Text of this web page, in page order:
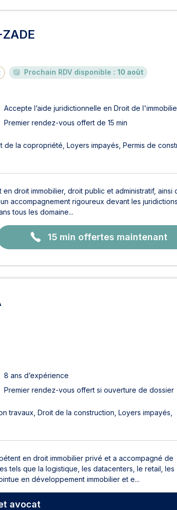
Prochain RDV disponible : 10 août
Accepte l’aide juridictionnelle en Droit de
Premier rendez-vous offert de 15 min
de la copropriété Loyers impayés Permis de
droit immobilier, droit public et administratif, ainsi
accompagnement rigoureux devant les juridictions
tous les domaine...
15 min offertes maintenant
8 ans d’expérience
Premier rendez-vous offert si ouverture de dossier
travaux Droit de la construction Loyers impayés
en droit immobilier privé et a accompagné de
tels que la logistique, les datacenters, le retail, les
en développement immobilier et e...
avocat